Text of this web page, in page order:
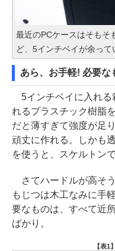
最近のPCケースはそもそ
ど、5インチベイが余っ
あら、お手軽! 必要な
5インチベイに入れる
れるプラスチック樹脂
だと薄すぎて強度が足
頑丈に作れる。しかも
を使うと、スケルトン
さてハードルが高そ
もじつは木工なみに手
要なものは、すべて近
ばかり。
【表1